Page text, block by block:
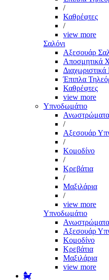
/
Καθρέφτες
/
view more
Σαλόνι
Αξεσουάρ
Αποσμητικά
Έπιπλα
Καθρέφτες
view more
Υπνοδωμάτιο
Ανωστρώματα
/
Αξεσουάρ
/
Κομοδίνο
/
Κρεβάτια
/
Μαξιλάρια
/
view more
Υπνοδωμάτιο
Ανωστρώματα
Αξεσουάρ
Κομοδίνο
Κρεβάτια
Μαξιλάρια
view more